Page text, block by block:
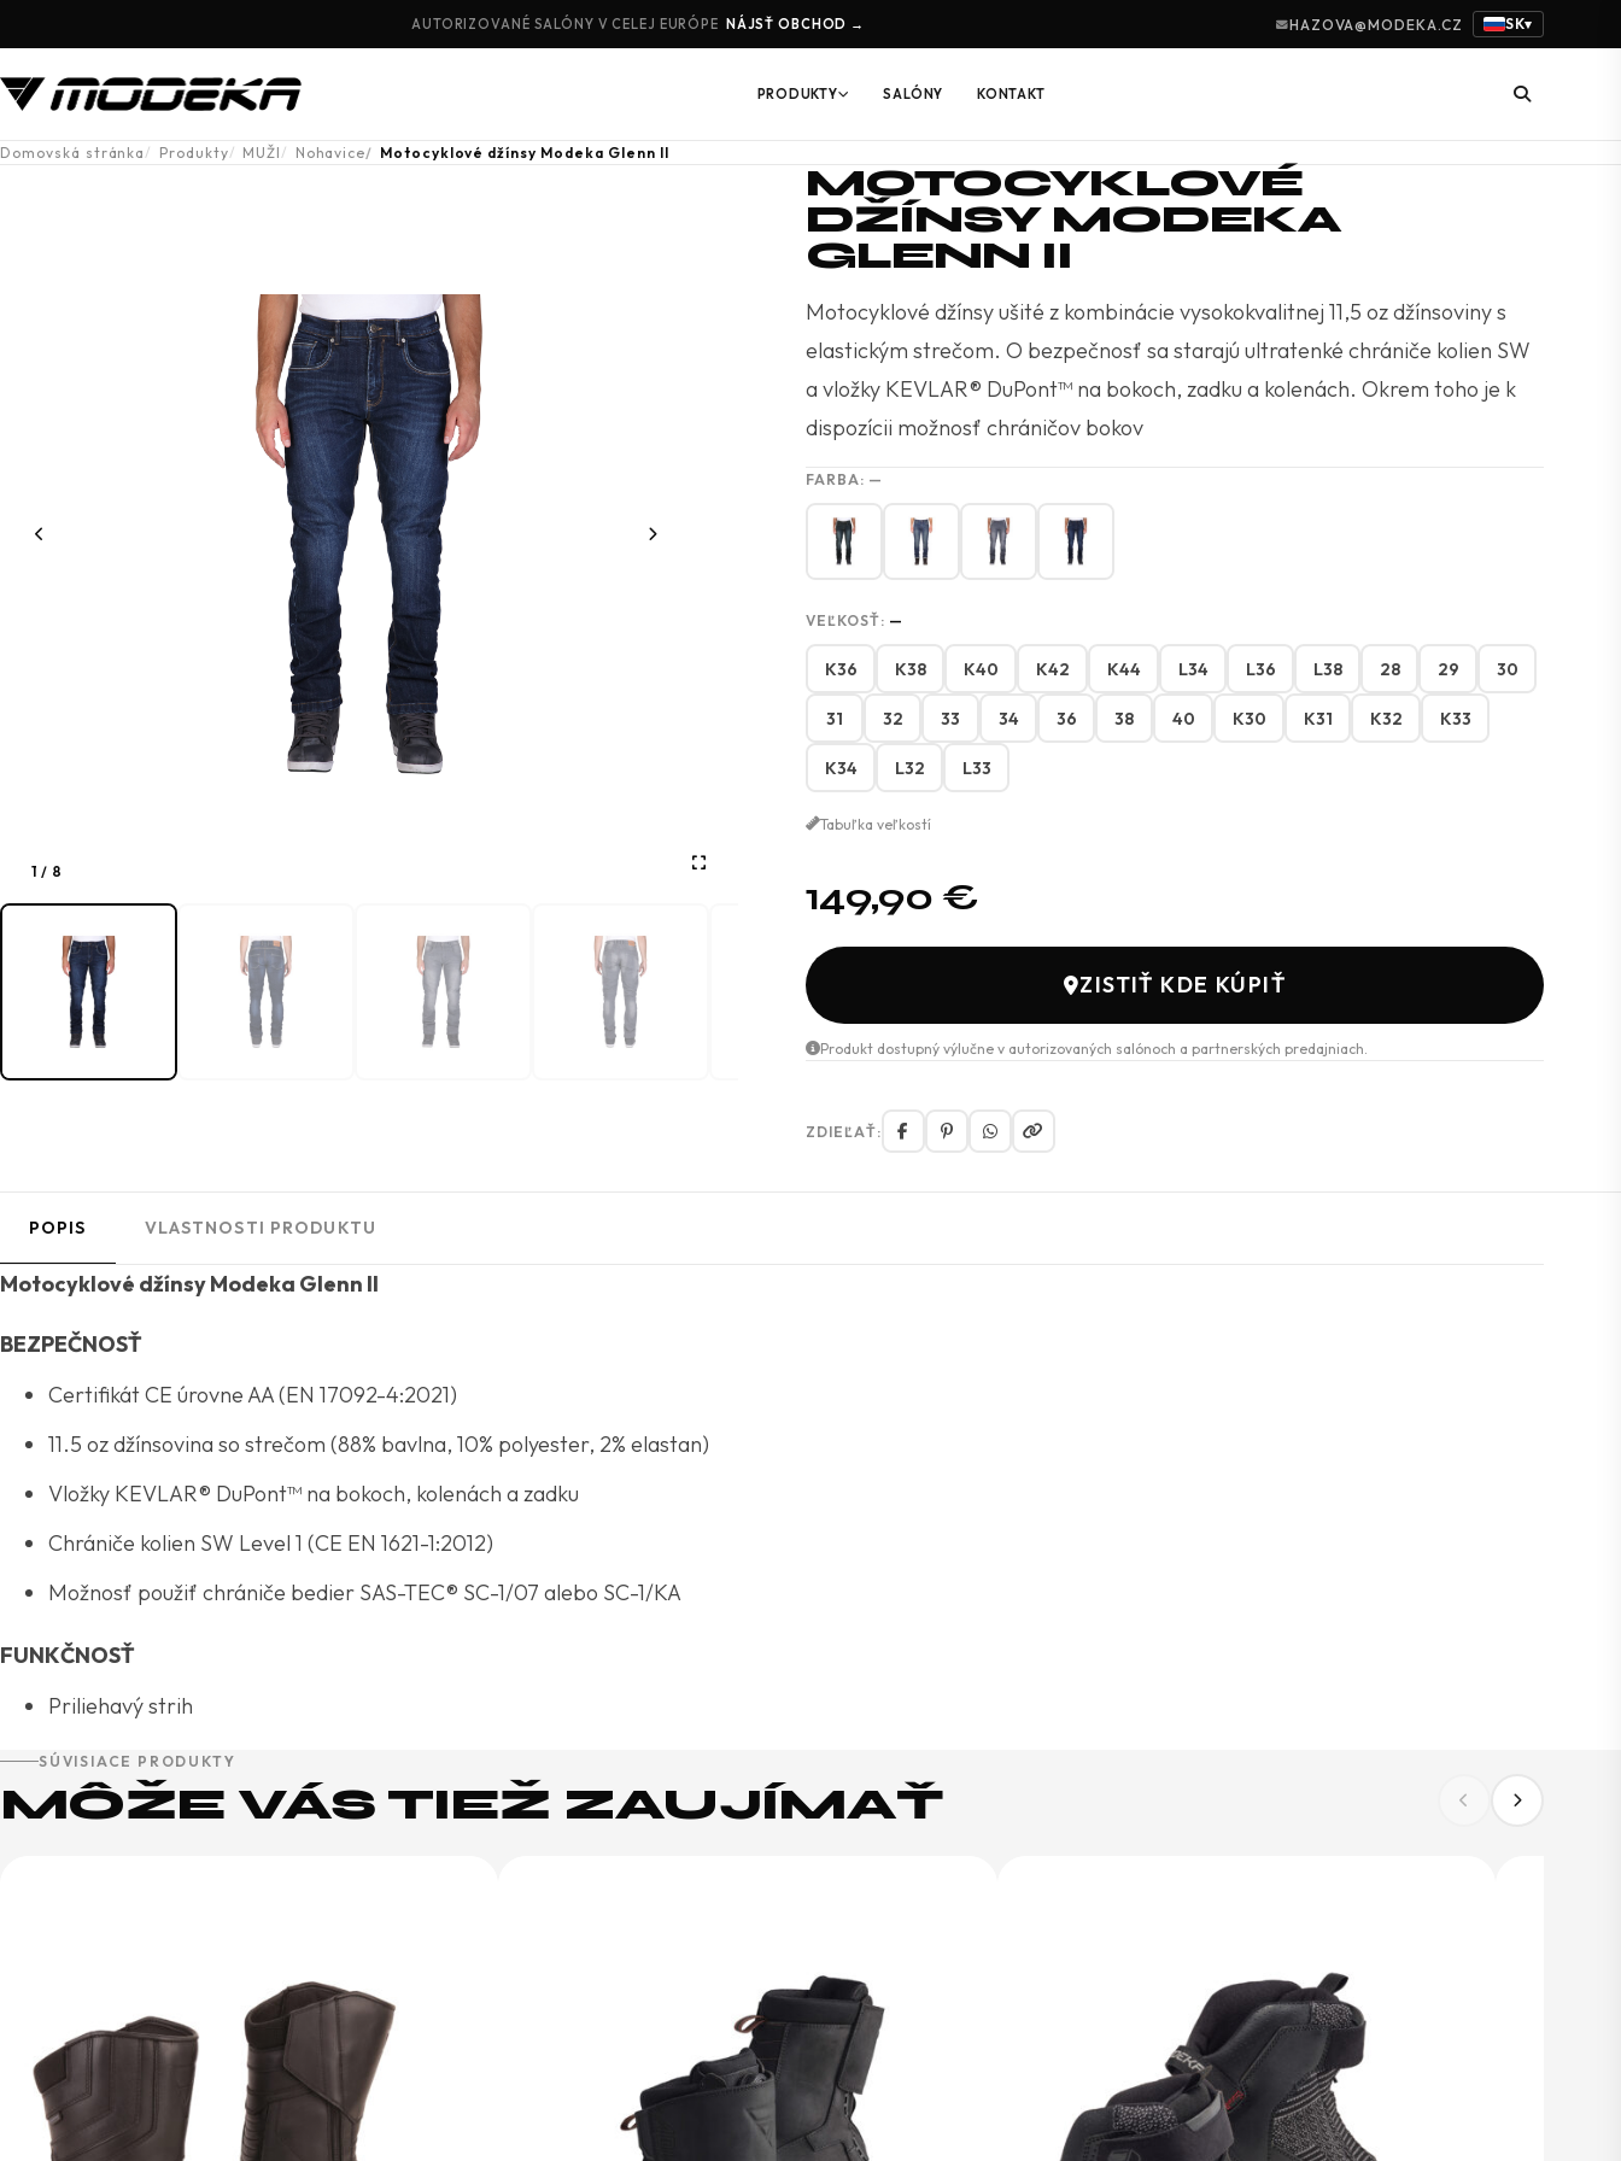
AUTORIZOVANÉ SALÓNY V CELEJ EURÓPE NÁJSŤ OBCHOD → HAZOVA@MODEKA.CZ SK▾
PRODUKTY SALÓNY KONTAKT
Domovská stránka Produkty MUŽI Nohavice Motocyklové džínsy Modeka Glenn II
1 / 8
MOTOCYKLOVÉ
DŽÍNSY MODEKA
GLENN II
Motocyklové džínsy ušité z kombinácie vysokokvalitnej 11,5 oz džínsoviny s
elastickým strečom. O bezpečnosť sa starajú ultratenké chrániče kolien SW
a vložky KEVLAR® DuPont™ na bokoch, zadku a kolenách. Okrem toho je k
dispozícii možnosť chráničov bokov
FARBA: —
VEĽKOSŤ: —
K36 K38 K40 K42 K44 L34 L36 L38 28 29 30
31 32 33 34 36 38 40 K30 K31 K32 K33
K34 L32 L33
Tabuľka veľkostí
149,90 €
ZISTIŤ KDE KÚPIŤ
Produkt dostupný výlučne v autorizovaných salónoch a partnerských predajniach.
ZDIEĽAŤ:
POPIS VLASTNOSTI PRODUKTU
Motocyklové džínsy Modeka Glenn II
BEZPEČNOSŤ
Certifikát CE úrovne AA (EN 17092-4:2021)
11.5 oz džínsovina so strečom (88% bavlna, 10% polyester, 2% elastan)
Vložky KEVLAR® DuPont™ na bokoch, kolenách a zadku
Chrániče kolien SW Level 1 (CE EN 1621-1:2012)
Možnosť použiť chrániče bedier SAS-TEC® SC-1/07 alebo SC-1/KA
FUNKČNOSŤ
Priliehavý strih
SÚVISIACE PRODUKTY
MÔŽE VÁS TIEŽ ZAUJÍMAŤ